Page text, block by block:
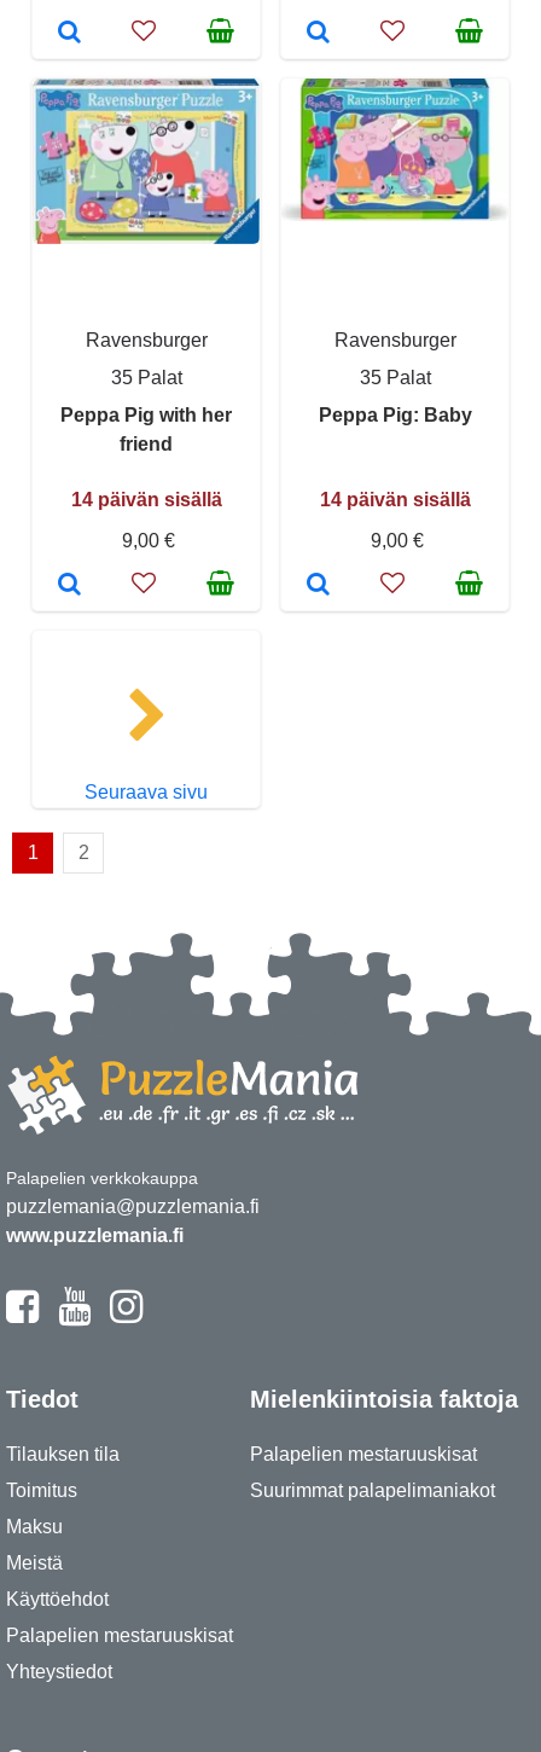
Ravensburger
35 Palat
Peppa Pig with her
friend
14 päivän sisällä
9,00 €
Ravensburger
35 Palat
Peppa Pig: Baby
14 päivän sisällä
9,00 €
Seuraava sivu
1 2
Palapelien verkkokauppa
puzzlemania@puzzlemania.fi
www.puzzlemania.fi
Tiedot
Tilauksen tila
Toimitus
Maksu
Meistä
Käyttöehdot
Palapelien mestaruuskisat
Yhteystiedot
Mielenkiintoisia faktoja
Palapelien mestaruuskisat
Suurimmat palapelimaniakot